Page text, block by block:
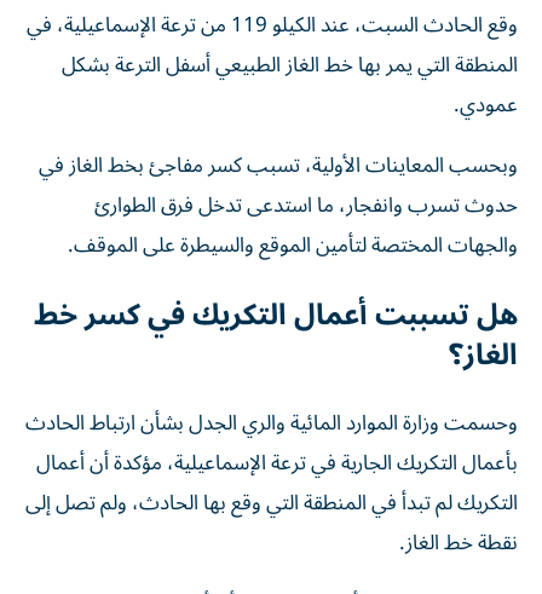
وقع الحادث السبت، عند الكيلو 119 من ترعة الإسماعيلية، في
المنطقة التي يمر بها خط الغاز الطبيعي أسفل الترعة بشكل
عمودي.
وبحسب المعاينات الأولية، تسبب كسر مفاجئ بخط الغاز في
حدوث تسرب وانفجار، ما استدعى تدخل فرق الطوارئ
والجهات المختصة لتأمين الموقع والسيطرة على الموقف.
هل تسببت أعمال التكريك في كسر خط
الغاز؟
وحسمت وزارة الموارد المائية والري الجدل بشأن ارتباط الحادث
بأعمال التكريك الجارية في ترعة الإسماعيلية، مؤكدة أن أعمال
التكريك لم تبدأ في المنطقة التي وقع بها الحادث، ولم تصل إلى
نقطة خط الغاز.